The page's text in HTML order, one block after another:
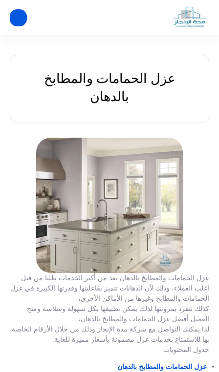
عزل الحمامات والمطابخ
بالدهان
عزل الحمامات والمطابخ بالدهان تعد من أكثر الخدمات طلبا من قبل
اغلب العملاء، وذلك لأن الدهانات تتميز بفاعليتها وقدرتها الكبيرة في عزل
الحمامات والمطابخ وغيرها من الأماكن الأخرى،
كذلك تنفرد بمرونتها لذلك يمكن تطبيقها بكل سهولة وسلاسة ومنح
العميل أفضل عزل الحمامات والمطابخ بالدهان،
لذا يمكنك التواصل مع شركة مدة الإنجاز وذلك من خلال الأرقام الخاصة
بها للاستمتاع بخدمات عزل مضمونة بأسعار مميزة للغاية.
جدول المحتويات
عزل الحمامات والمطابخ بالدهان